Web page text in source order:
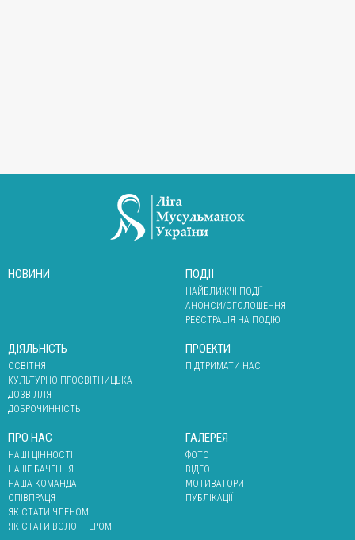
НОВИНИ ПОДІЇ
НАЙБЛИЖЧІ ПОДІЇ
АНОНСИ/ОГОЛОШЕННЯ
РЕЄСТРАЦІЯ НА ПОДІЮ
ДІЯЛЬНІСТЬ
ОСВІТНЯ
КУЛЬТУРНО-ПРОСВІТНИЦЬКА
ДОЗВІЛЛЯ
ДОБРОЧИННІСТЬ
ПРОЕКТИ
ПІДТРИМАТИ НАС
ПРО НАС
НАШІ ЦІННОСТІ
НАШЕ БАЧЕННЯ
НАША КОМАНДА
СПІВПРАЦЯ
ЯК СТАТИ ЧЛЕНОМ
ЯК СТАТИ ВОЛОНТЕРОМ
ГАЛЕРЕЯ
ФОТО
ВІДЕО
МОТИВАТОРИ
ПУБЛІКАЦІЇ